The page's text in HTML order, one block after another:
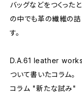
バッグなどをつくった
の中でも革の繊維の
す。
D.A.61 leather works
ついて書いたコラム。
コラム "新たな試み"